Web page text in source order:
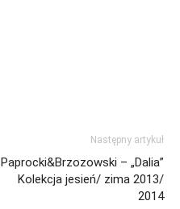
Następny artykuł
Paprocki&Brzozowski – „Dalia”
Kolekcja jesień/ zima 2013/
2014